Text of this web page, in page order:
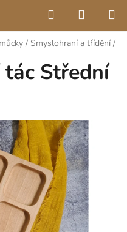
Hledat
KOŠÍK
/ Smyslohraní a třídění /
Střední